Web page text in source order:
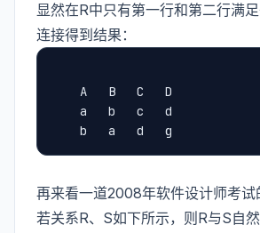
显然在R中只有第一行和第二行满
连接得到结果：
	A	B	C	D
	a	b	c	d
	b	a	d	g
再来看一道2008年软件设计师考试
若关系R、S如下所示，则R与S自